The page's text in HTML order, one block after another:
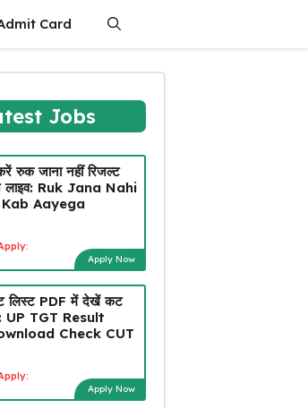
Card
Jobs
रुक जाना नहीं रिजल्ट
लाइव: Ruk Jana Nahi
Aayega
Apply Now
लिस्ट PDF में देखें कट
UP TGT Result
Check CUT
Apply Now